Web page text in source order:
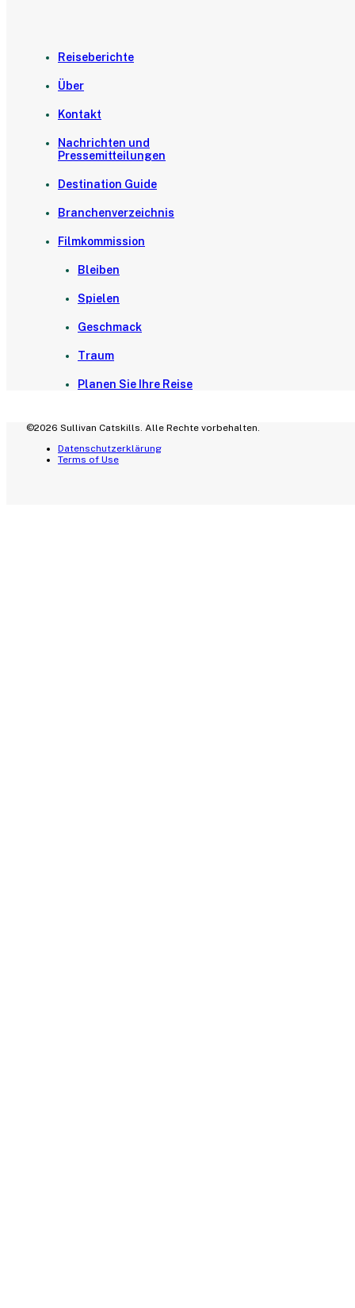
Reiseberichte
Über
Kontakt
Nachrichten und
Pressemitteilungen
Destination Guide
Branchenverzeichnis
Filmkommission
Bleiben
Spielen
Geschmack
Traum
Planen Sie Ihre Reise
©2026 Sullivan Catskills. Alle Rechte vorbehalten.
Datenschutzerklärung
Terms of Use